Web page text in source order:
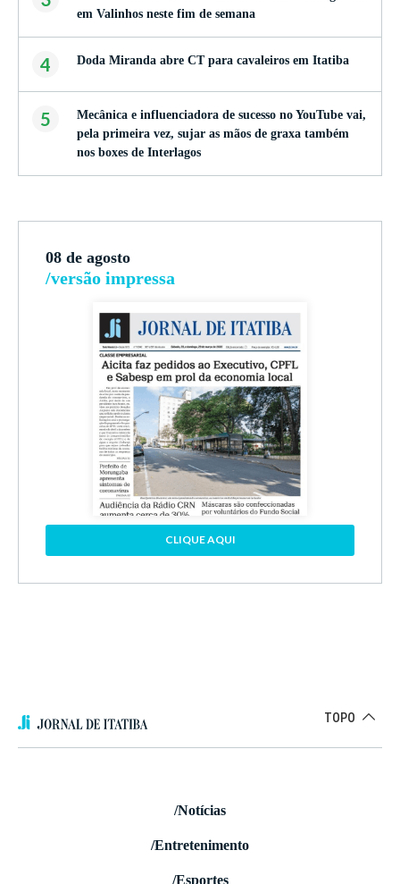
em Valinhos neste fim de semana
4 Doda Miranda abre CT para cavaleiros em Itatiba
5
Mecânica e influenciadora de sucesso no YouTube vai,
pela primeira vez, sujar as mãos de graxa também
nos boxes de Interlagos
08 de agosto
/versão impressa
CLIQUE AQUI
TOPO
/Notícias
/Entretenimento
/Esportes